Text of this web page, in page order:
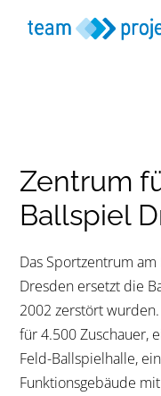
Zentrum
Ballspiel
Das Sportzentrum
Dresden ersetzt die
2002 zerstört
für 4.500 Zuschauer,
Feld-Ballspielhalle,
Funktionsgebäude